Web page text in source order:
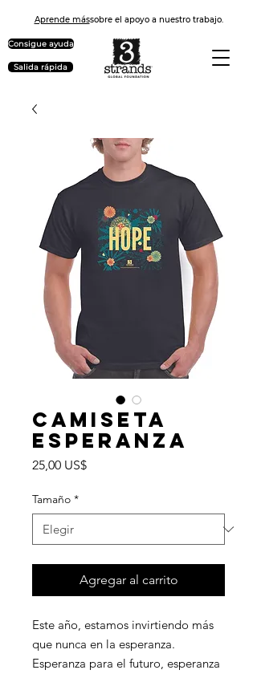
Aprende mássobre el apoyo a nuestro trabajo.
Consigue ayuda
Salida rápida
Camiseta
Esperanza
25,00 US$Precio
Tamaño *
Agregar al carrito
Este año, estamos invirtiendo más
que nunca en la esperanza.
Esperanza para el futuro, esperanza